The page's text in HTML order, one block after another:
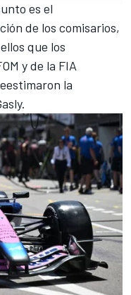
es el
de los comisarios,
que los
y de la FIA
la